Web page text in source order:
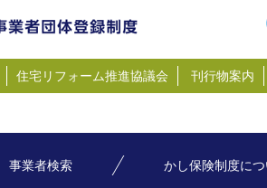
住宅リフォーム推進協議会 刊行物案内
事業者検索 かし保険制度に